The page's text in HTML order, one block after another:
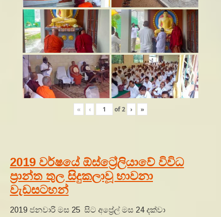
« ‹ of2 › »
2019 වර්ෂයේ ඕස්ට්‍රේලියාවේ විවිධ
ප්‍රාන්ත තුල සිදුකලාවූ භාවනා
වැඩසටහන්
2019 ජනවාරි මස 25 සිට අප්‍රේල් මස 24 දක්වා